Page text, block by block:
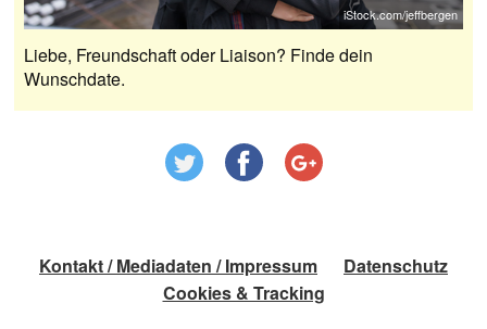
iStock.com/jeffbergen
Liebe, Freundschaft oder Liaison? Finde dein
Wunschdate.
Kontakt / Mediadaten / Impressum
Datenschutz
Cookies & Tracking